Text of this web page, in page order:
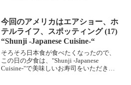
今回のアメリカはエアショー、ホ
テルライフ、スポッティング (17)
“Shunji -Japanese Cuisine-“
そろそろ日本食が食べたくなったので、
この日の夕食は、"Shunji -Japanese
Cuisine-"で美味しいお寿司をいただきま